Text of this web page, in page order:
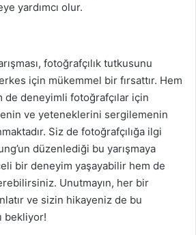
yardımcı olur.
fotoğrafçılık tutkusunu
için mükemmel bir fırsattır. Hem
de deneyimli fotoğrafçılar için
ve yeteneklerini sergilemenin
Siz de fotoğrafçılığa ilgi
düzenlediği bu yarışmaya
bir deneyim yaşayabilir hem de
Unutmayın, her bir
ve sizin hikayeniz de bu
bekliyor!